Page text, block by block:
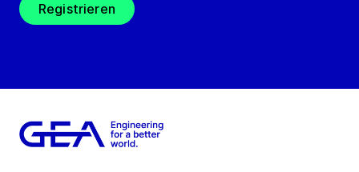
Registrieren